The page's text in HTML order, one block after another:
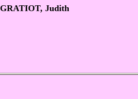
GRATIOT, Judith